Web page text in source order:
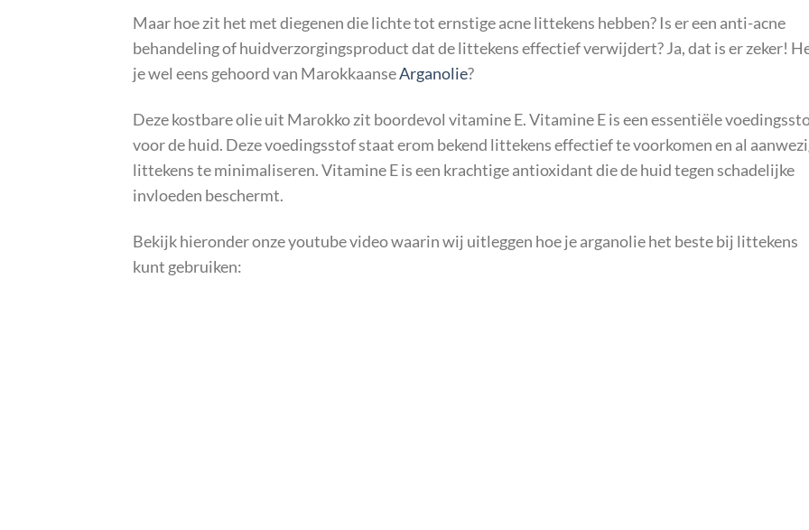
Maar hoe zit het met diegenen die lichte tot ernstige acne littekens hebben? Is er een anti-acne
behandeling of huidverzorgingsproduct dat de littekens effectief verwijdert? Ja, dat is er zeker!
je wel eens gehoord van MarokkaanseArganolie?
Deze kostbare olie uit Marokko zit boordevol vitamine E. Vitamine E is een essentiële
voor de huid. Deze voedingsstof staat erom bekend littekens effectief te voorkomen en al
littekens te minimaliseren. Vitamine E is een krachtige antioxidant die de huid tegen schadelijke
invloeden beschermt.
Bekijk hieronder onze youtube video waarin wij uitleggen hoe je arganolie het beste bij littekens
kunt gebruiken: